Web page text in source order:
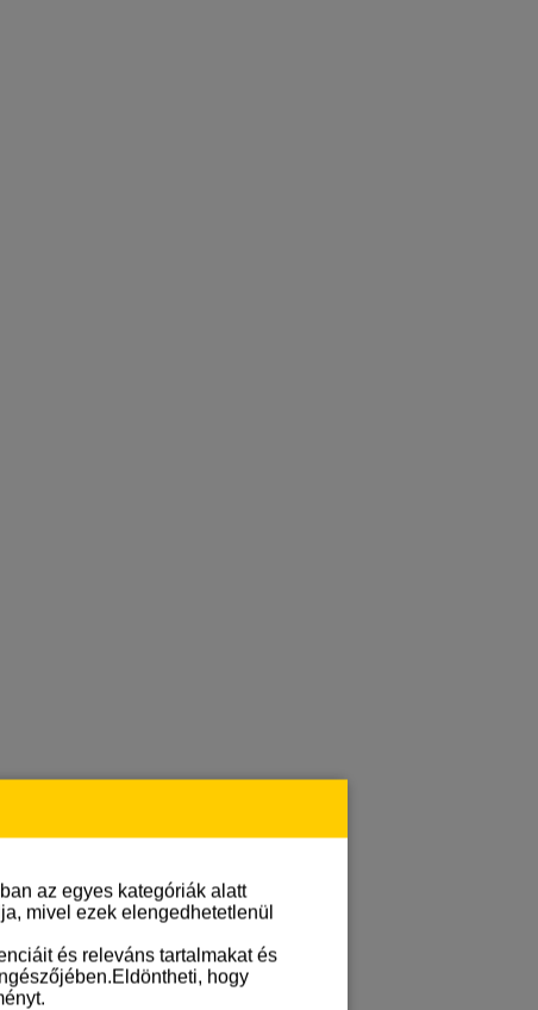
az egyes kategóriák alatt
mivel ezek elengedhetetlenül
és releváns tartalmakat és
hogy